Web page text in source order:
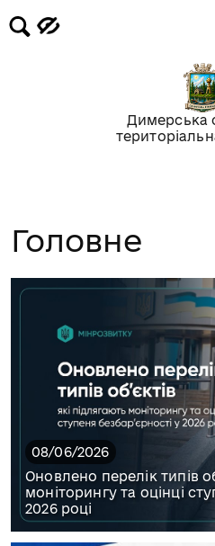
Димерська
Головне
08/06/2026
Оновлено перелік типів
моніторингу та оцінці
2026 році